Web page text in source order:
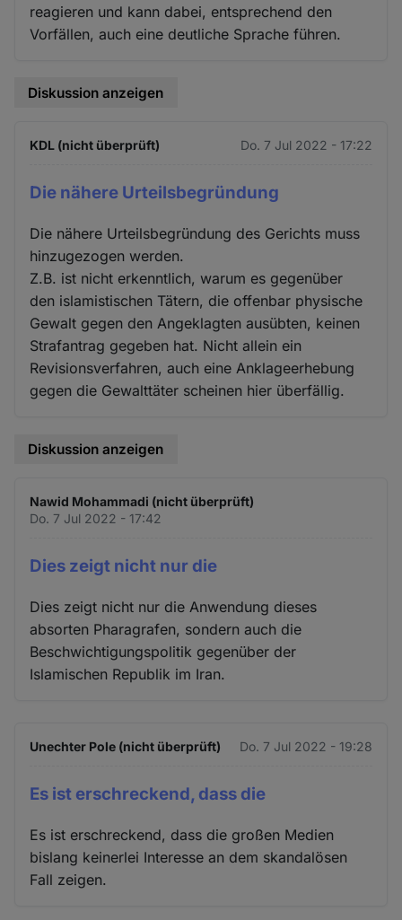
reagieren und kann dabei, entsprechend den
Vorfällen, auch eine deutliche Sprache führen.
Diskussion anzeigen
KDL (nicht überprüft) Do. 7 Jul 2022 - 17:22
Die nähere Urteilsbegründung
Die nähere Urteilsbegründung des Gerichts muss
hinzugezogen werden.
Z.B. ist nicht erkenntlich, warum es gegenüber
den islamistischen Tätern, die offenbar physische
Gewalt gegen den Angeklagten ausübten, keinen
Strafantrag gegeben hat. Nicht allein ein
Revisionsverfahren, auch eine Anklageerhebung
gegen die Gewalttäter scheinen hier überfällig.
Diskussion anzeigen
Nawid Mohammadi (nicht überprüft)
Do. 7 Jul 2022 - 17:42
Dies zeigt nicht nur die
Dies zeigt nicht nur die Anwendung dieses
absorten Pharagrafen, sondern auch die
Beschwichtigungspolitik gegenüber der
Islamischen Republik im Iran.
Unechter Pole (nicht überprüft) Do. 7 Jul 2022 - 19:28
Es ist erschreckend, dass die
Es ist erschreckend, dass die großen Medien
bislang keinerlei Interesse an dem skandalösen
Fall zeigen.